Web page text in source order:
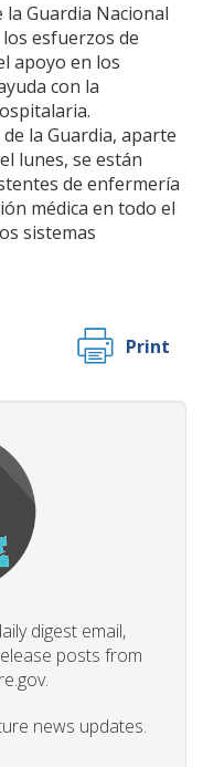
la Guardia Nacional
esfuerzos de
apoyo en los
con la
la Guardia, aparte
lunes, se están
de enfermería
médica en todo el
sistemas
Print
digest email,
posts from
news updates.